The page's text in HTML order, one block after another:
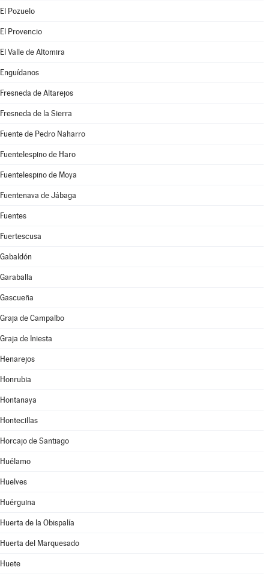
El Pozuelo
El Provencio
El Valle de Altomira
Enguídanos
Fresneda de Altarejos
Fresneda de la Sierra
Fuente de Pedro Naharro
Fuentelespino de Haro
Fuentelespino de Moya
Fuentenava de Jábaga
Fuentes
Fuertescusa
Gabaldón
Garaballa
Gascueña
Graja de Campalbo
Graja de Iniesta
Henarejos
Honrubia
Hontanaya
Hontecillas
Horcajo de Santiago
Huélamo
Huelves
Huérguina
Huerta de la Obispalía
Huerta del Marquesado
Huete